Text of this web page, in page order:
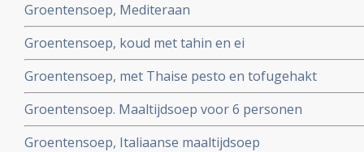
Groentensoep, Mediteraan
Groentensoep, koud met tahin en ei
Groentensoep, met Thaise pesto en tofugehakt
Groentensoep. Maaltijdsoep voor 6 personen
Groentensoep, Italiaanse maaltijdsoep